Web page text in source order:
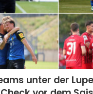
unter der